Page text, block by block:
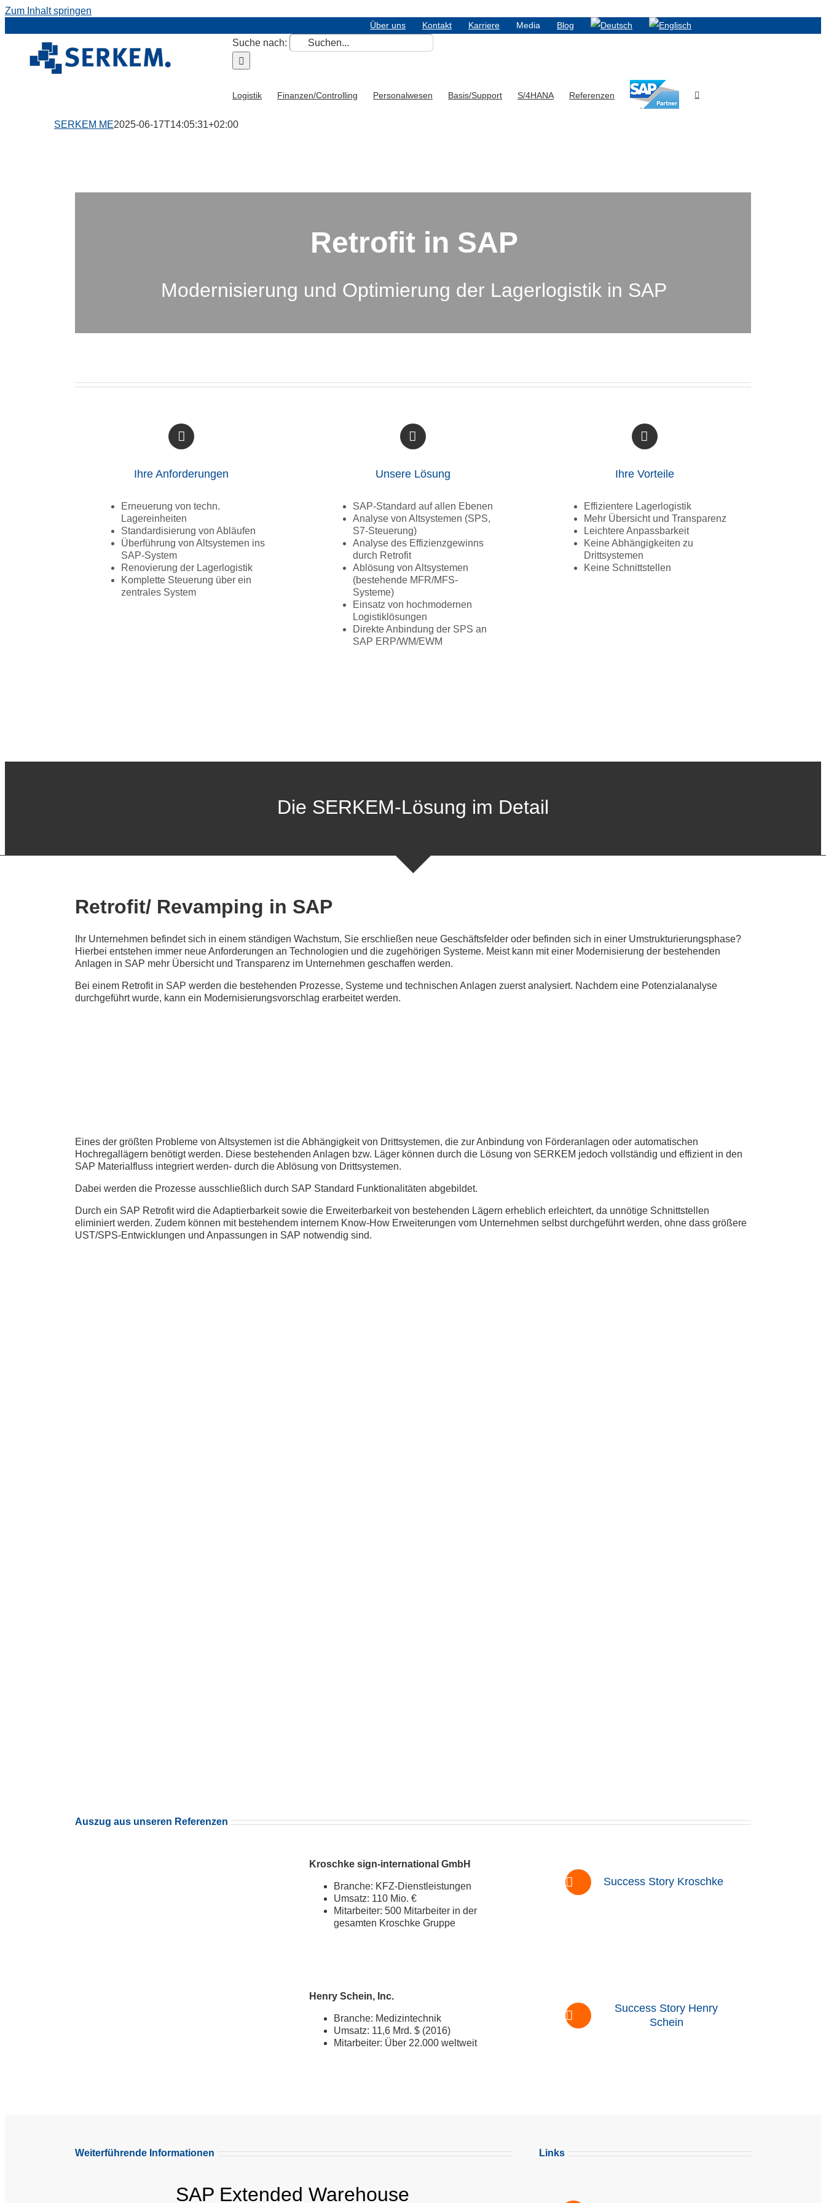
Zum Inhalt springen
Über uns Kontakt Karriere Media Blog
Suche nach:
Logistik Finanzen/Controlling Personalwesen Basis/Support S/4HANA Referenzen
SERKEM ME2025-06-17T14:05:31+02:00
Retrofit in SAP
Modernisierung und Optimierung der Lagerlogistik in SAP
Ihre Anforderungen
Erneuerung von techn.
Lagereinheiten
Standardisierung von Abläufen
Überführung von Altsystemen ins
SAP-System
Renovierung der Lagerlogistik
Komplette Steuerung über ein
zentrales System
Unsere Lösung
SAP-Standard auf allen Ebenen
Analyse von Altsystemen (SPS,
S7-Steuerung)
Analyse des Effizienzgewinns
durch Retrofit
Ablösung von Altsystemen
(bestehende MFR/MFS-
Systeme)
Einsatz von hochmodernen
Logistiklösungen
Direkte Anbindung der SPS an
SAP ERP/WM/EWM
Ihre Vorteile
Effizientere Lagerlogistik
Mehr Übersicht und Transparenz
Leichtere Anpassbarkeit
Keine Abhängigkeiten zu
Drittsystemen
Keine Schnittstellen
Die SERKEM-Lösung im Detail
Retrofit/ Revamping in SAP
Ihr Unternehmen befindet sich in einem ständigen Wachstum, Sie erschließen neue Geschäftsfelder oder befinden sich in einer Umstrukturierungsphase?
Hierbei entstehen immer neue Anforderungen an Technologien und die zugehörigen Systeme. Meist kann mit einer Modernisierung der bestehenden
Anlagen in SAP mehr Übersicht und Transparenz im Unternehmen geschaffen werden.
Bei einem Retrofit in SAP werden die bestehenden Prozesse, Systeme und technischen Anlagen zuerst analysiert. Nachdem eine Potenzialanalyse
durchgeführt wurde, kann ein Modernisierungsvorschlag erarbeitet werden.
Eines der größten Probleme von Altsystemen ist die Abhängigkeit von Drittsystemen, die zur Anbindung von Förderanlagen oder automatischen
Hochregallägern benötigt werden. Diese bestehenden Anlagen bzw. Läger können durch die Lösung von SERKEM jedoch vollständig und effizient in den
SAP Materialfluss integriert werden- durch die Ablösung von Drittsystemen.
Dabei werden die Prozesse ausschließlich durch SAP Standard Funktionalitäten abgebildet.
Durch ein SAP Retrofit wird die Adaptierbarkeit sowie die Erweiterbarkeit von bestehenden Lägern erheblich erleichtert, da unnötige Schnittstellen
eliminiert werden. Zudem können mit bestehendem internem Know-How Erweiterungen vom Unternehmen selbst durchgeführt werden, ohne dass größere
UST/SPS-Entwicklungen und Anpassungen in SAP notwendig sind.
Auszug aus unseren Referenzen
Kroschke sign-international GmbH
Branche: KFZ-Dienstleistungen
Umsatz: 110 Mio. €
Mitarbeiter: 500 Mitarbeiter in der
gesamten Kroschke Gruppe
Success Story Kroschke
Henry Schein, Inc.
Branche: Medizintechnik
Umsatz: 11,6 Mrd. $ (2016)
Mitarbeiter: Über 22.000 weltweit
Success Story Henry
Schein
Weiterführende Informationen
SAP Extended Warehouse
Links